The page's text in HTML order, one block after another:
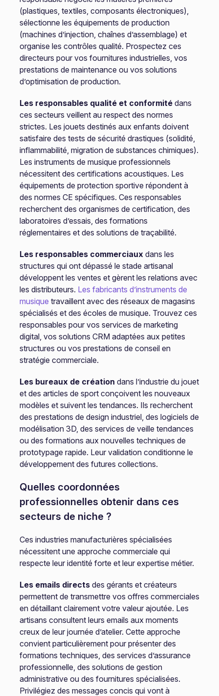
(plastiques, textiles, composants électroniques),
sélectionne les équipements de production
(machines d’injection, chaînes d’assemblage) et
organise les contrôles qualité. Prospectez ces
directeurs pour vos fournitures industrielles, vos
prestations de maintenance ou vos solutions
d’optimisation de production.
Les responsables qualité et conformitédans
ces secteurs veillent au respect des normes
strictes. Les jouets destinés aux enfants doivent
satisfaire des tests de sécurité drastiques (solidité,
inflammabilité, migration de substances chimiques).
Les instruments de musique professionnels
nécessitent des certifications acoustiques. Les
équipements de protection sportive répondent à
des normes CE spécifiques. Ces responsables
recherchent des organismes de certification, des
laboratoires d’essais, des formations
réglementaires et des solutions de traçabilité.
Les responsables commerciauxdans les
structures qui ont dépassé le stade artisanal
développent les ventes et gèrent les relations avec
les distributeurs. Les fabricants d’instruments de
musique travaillent avec des réseaux de magasins
spécialisés et des écoles de musique. Trouvez ces
responsables pour vos services de marketing
digital, vos solutions CRM adaptées aux petites
structures ou vos prestations de conseil en
stratégie commerciale.
Les bureaux de création dans l’industrie du jouet
et des articles de sport conçoivent les nouveaux
modèles et suivent les tendances. Ils recherchent
des prestations de design industriel, des logiciels de
modélisation 3D, des services de veille tendances
ou des formations aux nouvelles techniques de
prototypage rapide. Leur validation conditionne le
développement des futures collections.
Quelles coordonnées
professionnelles obtenir dans ces
secteurs de niche ?
Ces industries manufacturières spécialisées
nécessitent une approche commerciale qui
respecte leur identité forte et leur expertise métier.
Les emails directsdes gérants et créateurs
permettent de transmettre vos offres commerciales
en détaillant clairement votre valeur ajoutée. Les
artisans consultent leurs emails aux moments
creux de leur journée d’atelier. Cette approche
convient particulièrement pour présenter des
formations techniques, des services d’assurance
professionnelle, des solutions de gestion
administrative ou des fournitures spécialisées.
Privilégiez des messages concis qui vont à